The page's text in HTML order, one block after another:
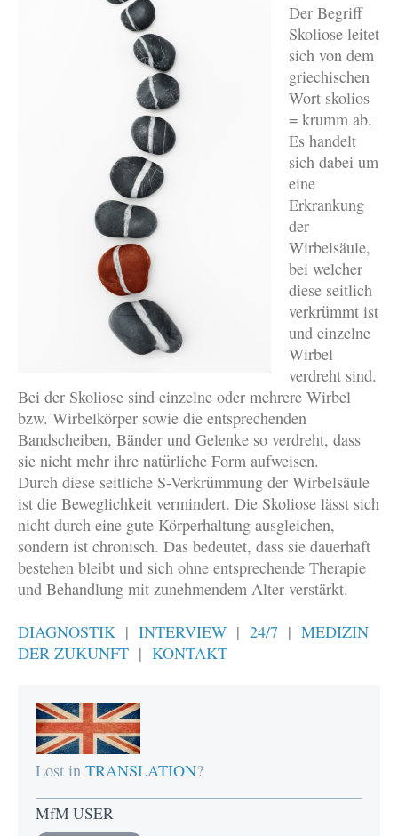
Der Begriff
Skoliose leitet
sich von dem
griechischen
Wort skolios
= krumm ab.
Es handelt
sich dabei um
eine
Erkrankung
der
Wirbelsäule,
bei welcher
diese seitlich
verkrümmt ist
und einzelne
Wirbel
verdreht sind.
Bei der Skoliose sind einzelne oder mehrere Wirbel
bzw. Wirbelkörper sowie die entsprechenden
Bandscheiben, Bänder und Gelenke so verdreht, dass
sie nicht mehr ihre natürliche Form aufweisen.
Durch diese seitliche S-Verkrümmung der Wirbelsäule
ist die Beweglichkeit vermindert. Die Skoliose lässt sich
nicht durch eine gute Körperhaltung ausgleichen,
sondern ist chronisch. Das bedeutet, dass sie dauerhaft
bestehen bleibt und sich ohne entsprechende Therapie
und Behandlung mit zunehmendem Alter verstärkt.
DIAGNOSTIK | INTERVIEW | 24/7 | MEDIZIN
DER ZUKUNFT | KONTAKT
Lost in TRANSLATION?
MfM USER